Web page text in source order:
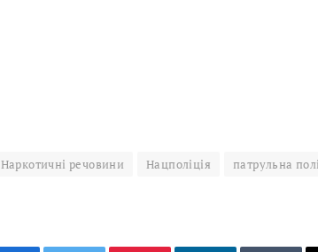
Наркотичні речовини Нацполіція
патрульна